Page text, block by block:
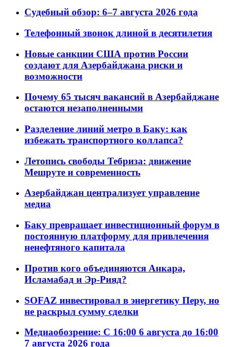
Судебный обзор: 6–7 августа 2026 года
Телефонный звонок длиной в десятилетия
Новые санкции США против России
создают для Азербайджана риски и
возможности
Почему 65 тысяч вакансий в Азербайджане
остаются незаполненными
Разделение линий метро в Баку: как
избежать транспортного коллапса?
Летопись свободы Тебриза: движение
Мешруте и современность
Азербайджан централизует управление
медиа
Баку превращает инвестиционный форум в
постоянную платформу для привлечения
ненефтяного капитала
Против кого объединяются Анкара,
Исламабад и Эр-Рияд?
SOFAZ инвестировал в энергетику Перу, но
не раскрыл сумму сделки
Медиаобозрение: С 16:00 6 августа до 16:00
7 августа 2026 года